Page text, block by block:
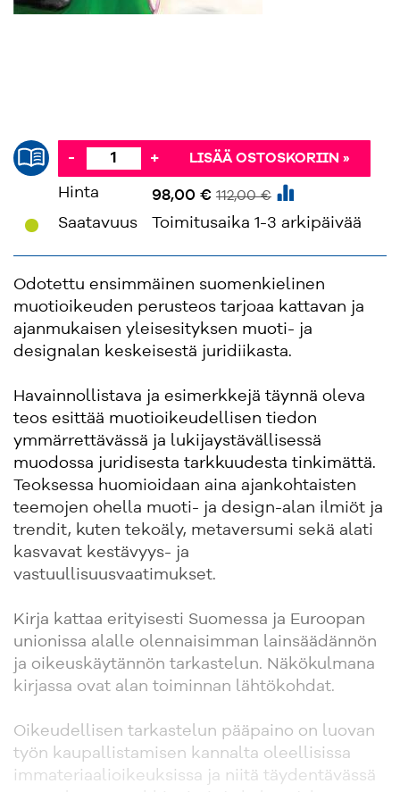
- + LISÄÄ OSTOSKORIIN »
Hinta 98,00 € 112,00 €
Saatavuus Toimitusaika 1-3 arkipäivää
Odotettu ensimmäinen suomenkielinen
muotioikeuden perusteos tarjoaa kattavan ja
ajanmukaisen yleisesityksen muoti- ja
designalan keskeisestä juridiikasta.
Havainnollistava ja esimerkkejä täynnä oleva
teos esittää muotioikeudellisen tiedon
ymmärrettävässä ja lukijaystävällisessä
muodossa juridisesta tarkkuudesta tinkimättä.
Teoksessa huomioidaan aina ajankohtaisten
teemojen ohella muoti- ja design-alan ilmiöt ja
trendit, kuten tekoäly, metaversumi sekä alati
kasvavat kestävyys- ja
vastuullisuusvaatimukset.
Kirja kattaa erityisesti Suomessa ja Euroopan
unionissa alalle olennaisimman lainsäädännön
ja oikeuskäytännön tarkastelun. Näkökulmana
kirjassa ovat alan toiminnan lähtökohdat.
Oikeudellisen tarkastelun pääpaino on luovan
työn kaupallistamisen kannalta oleellisissa
immateriaalioikeuksissa ja niitä täydentävässä